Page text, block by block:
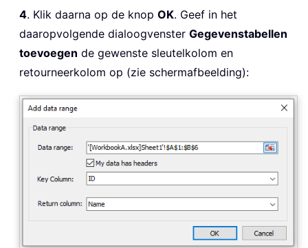
4. Klik daarna op de knop OK. Geef in het
daaropvolgende dialoogvenster Gegevenstabellen
toevoegen de gewenste sleutelkolom en
retourneerkolom op (zie schermafbeelding):